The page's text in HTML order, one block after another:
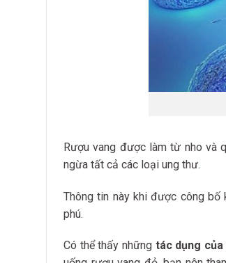
Rượu vang được làm từ nho và
ngừa tất cả các loại ung thư.
Thông tin này khi được công bố
phú.
Có thể thấy những tác dụng